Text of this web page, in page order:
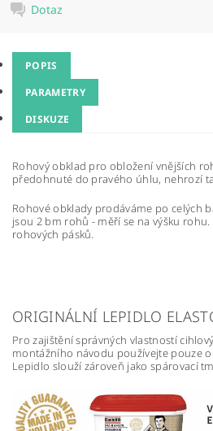
Dotaz
POPIS
PARAMETRY
DISKUZE
Rohový obklad pro obložení vnějších
předohnuté do pravého úhlu, nehrozí
Rohové obklady prodáváme po celých
jsou 2 bm rohů - měří se na výšku
rohových pásků.
ORIGINÁLNÍ LEPIDLO
Pro zajištění správných vlastností
montážního návodu používejte pouze
Lepidlo slouží zároveň jako spárovací